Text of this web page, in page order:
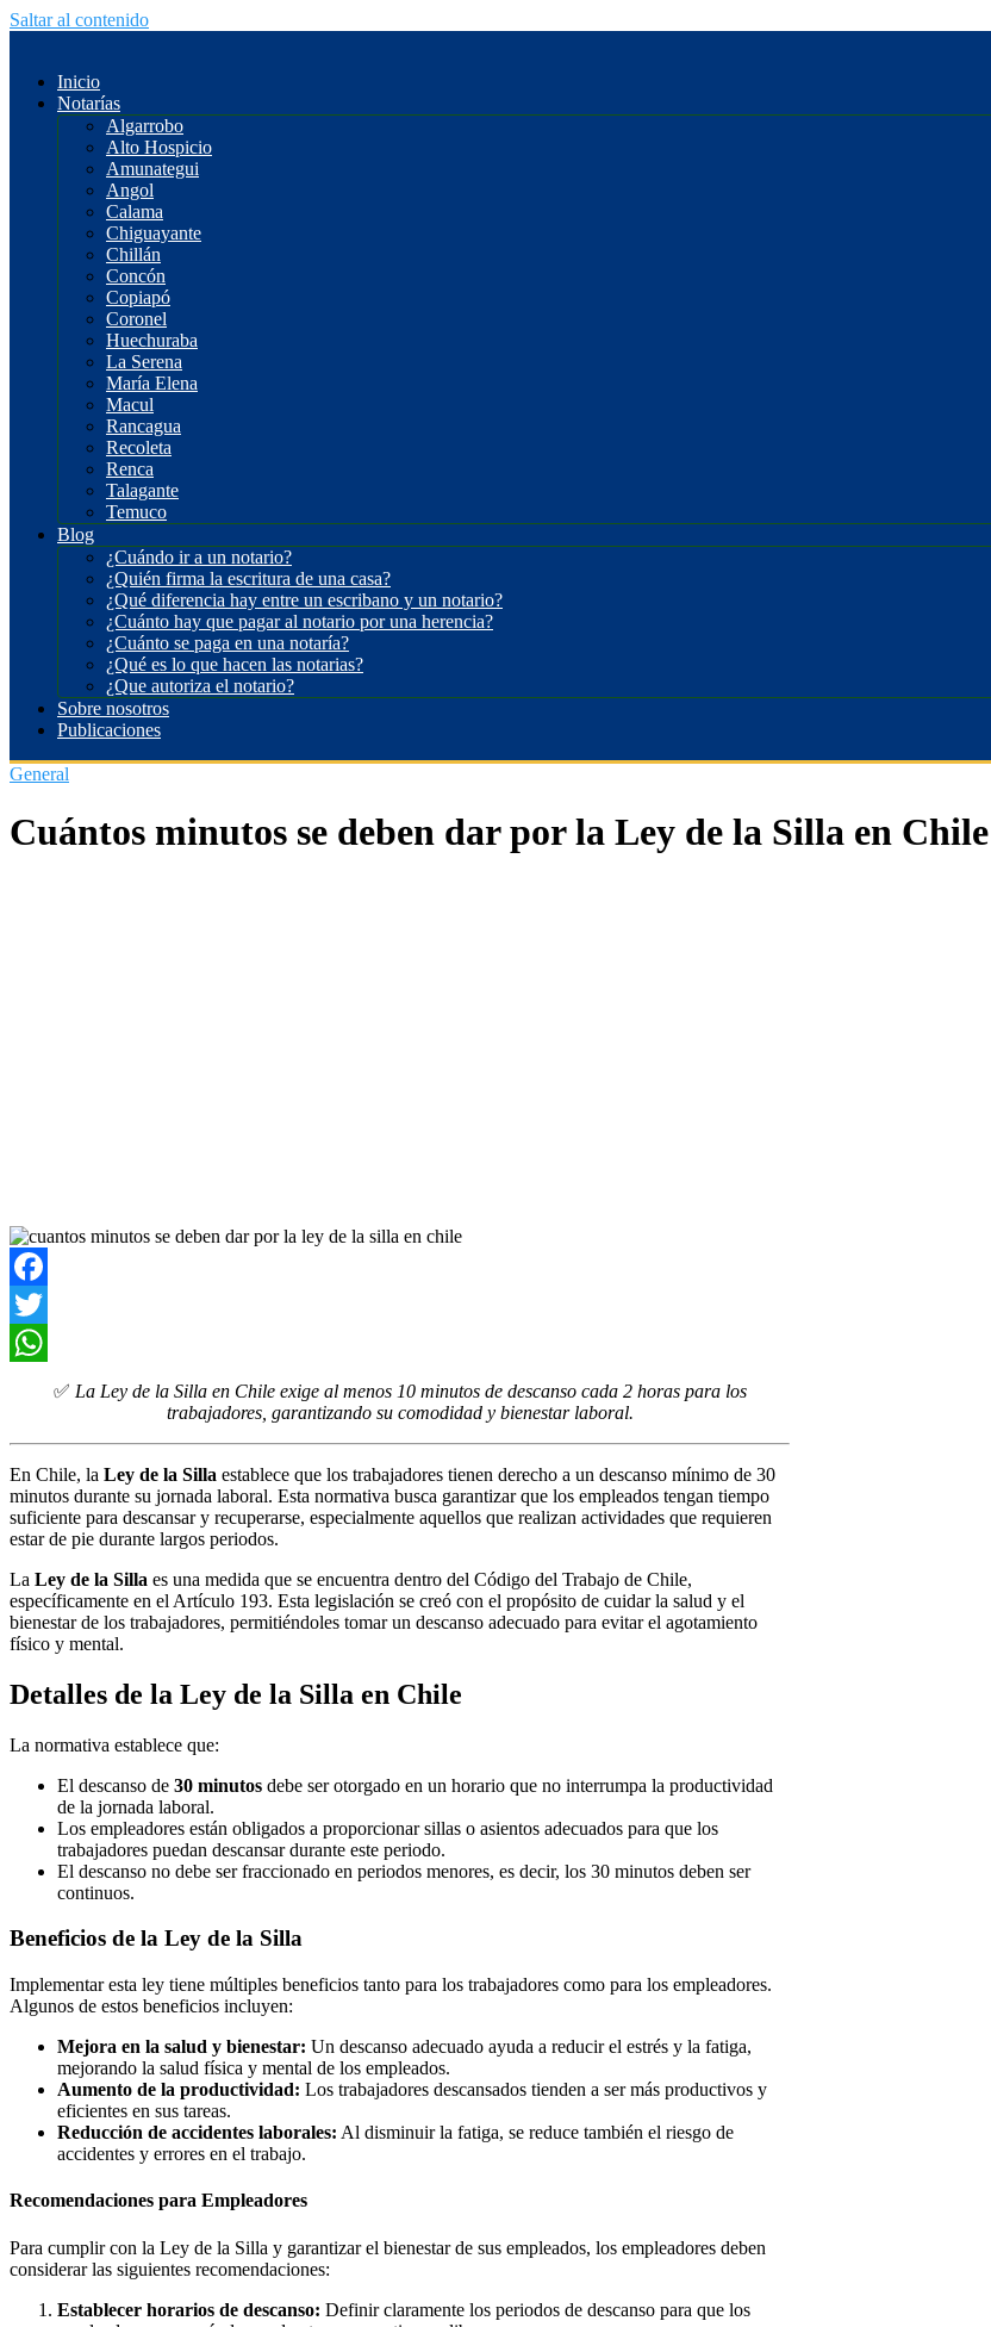
Saltar al contenido
Inicio
Notarías
Algarrobo
Alto Hospicio
Amunategui
Angol
Calama
Chiguayante
Chillán
Concón
Copiapó
Coronel
Huechuraba
La Serena
María Elena
Macul
Rancagua
Recoleta
Renca
Talagante
Temuco
Blog
¿Cuándo ir a un notario?
¿Quién firma la escritura de una casa?
¿Qué diferencia hay entre un escribano y un notario?
¿Cuánto hay que pagar al notario por una herencia?
¿Cuánto se paga en una notaría?
¿Qué es lo que hacen las notarias?
¿Que autoriza el notario?
Sobre nosotros
Publicaciones
General
Cuántos minutos se deben dar por la Ley de la Silla en Chile
Facebook
Twitter
WhatsApp
✅ La Ley de la Silla en Chile exige al menos 10 minutos de descanso cada 2 horas para los
trabajadores, garantizando su comodidad y bienestar laboral.
En Chile, la Ley de la Silla establece que los trabajadores tienen derecho a un descanso mínimo de 30
minutos durante su jornada laboral. Esta normativa busca garantizar que los empleados tengan tiempo
suficiente para descansar y recuperarse, especialmente aquellos que realizan actividades que requieren
estar de pie durante largos periodos.
La Ley de la Silla es una medida que se encuentra dentro del Código del Trabajo de Chile,
específicamente en el Artículo 193. Esta legislación se creó con el propósito de cuidar la salud y el
bienestar de los trabajadores, permitiéndoles tomar un descanso adecuado para evitar el agotamiento
físico y mental.
Detalles de la Ley de la Silla en Chile
La normativa establece que:
El descanso de 30 minutos debe ser otorgado en un horario que no interrumpa la productividad
de la jornada laboral.
Los empleadores están obligados a proporcionar sillas o asientos adecuados para que los
trabajadores puedan descansar durante este periodo.
El descanso no debe ser fraccionado en periodos menores, es decir, los 30 minutos deben ser
continuos.
Beneficios de la Ley de la Silla
Implementar esta ley tiene múltiples beneficios tanto para los trabajadores como para los empleadores.
Algunos de estos beneficios incluyen:
Mejora en la salud y bienestar: Un descanso adecuado ayuda a reducir el estrés y la fatiga,
mejorando la salud física y mental de los empleados.
Aumento de la productividad: Los trabajadores descansados tienden a ser más productivos y
eficientes en sus tareas.
Reducción de accidentes laborales: Al disminuir la fatiga, se reduce también el riesgo de
accidentes y errores en el trabajo.
Recomendaciones para Empleadores
Para cumplir con la Ley de la Silla y garantizar el bienestar de sus empleados, los empleadores deben
considerar las siguientes recomendaciones:
Establecer horarios de descanso: Definir claramente los periodos de descanso para que los